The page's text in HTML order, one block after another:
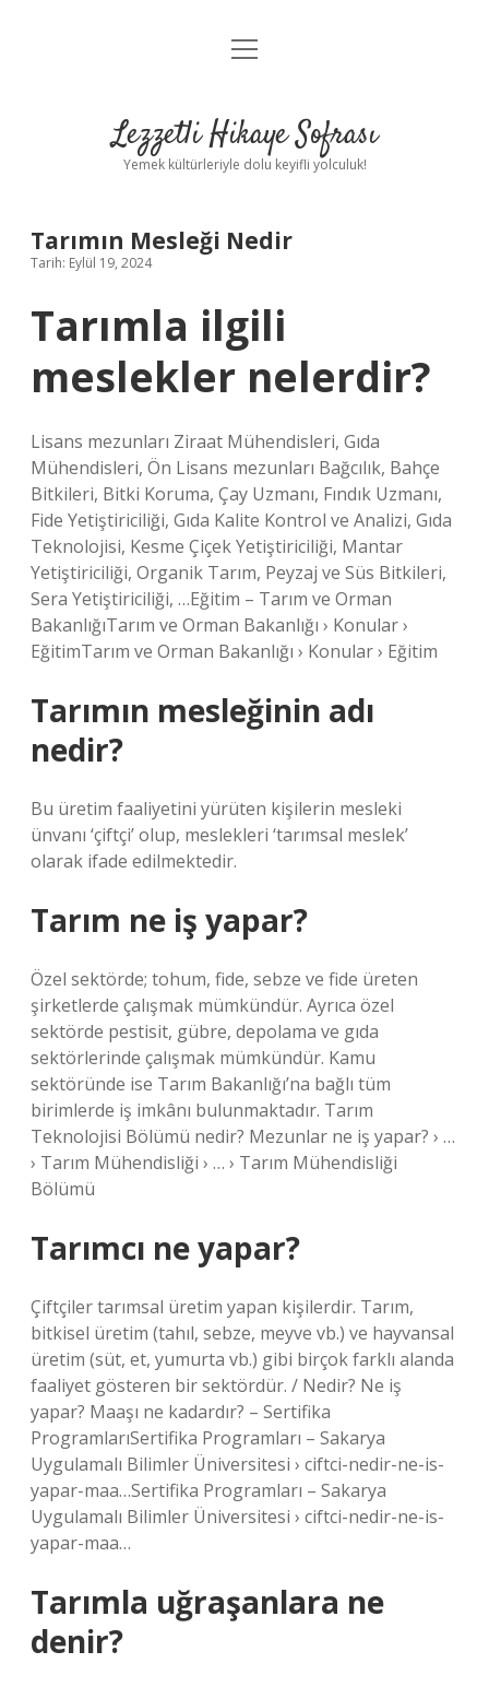
Anasayfa
Yasal Uyarı
menüyü
Lezzetli Hikaye Sofrası
Yemek kültürleriyle dolu keyifli yolculuk!
Tarımın Mesleği Nedir
Tarih: Eylül 19, 2024
Tarımla ilgili
meslekler nelerdir?
Lisans mezunları Ziraat Mühendisleri, Gıda
Mühendisleri, Ön Lisans mezunları Bağcılık, Bahçe
Bitkileri, Bitki Koruma, Çay Uzmanı, Fındık Uzmanı,
Fide Yetiştiriciliği, Gıda Kalite Kontrol ve Analizi, Gıda
Teknolojisi, Kesme Çiçek Yetiştiriciliği, Mantar
Yetiştiriciliği, Organik Tarım, Peyzaj ve Süs Bitkileri,
Sera Yetiştiriciliği, …Eğitim – Tarım ve Orman
BakanlığıTarım ve Orman Bakanlığı › Konular ›
EğitimTarım ve Orman Bakanlığı › Konular › Eğitim
Tarımın mesleğinin adı
nedir?
Bu üretim faaliyetini yürüten kişilerin mesleki
ünvanı ‘çiftçi’ olup, meslekleri ‘tarımsal meslek’
olarak ifade edilmektedir.
Tarım ne iş yapar?
Özel sektörde; tohum, fide, sebze ve fide üreten
şirketlerde çalışmak mümkündür. Ayrıca özel
sektörde pestisit, gübre, depolama ve gıda
sektörlerinde çalışmak mümkündür. Kamu
sektöründe ise Tarım Bakanlığı’na bağlı tüm
birimlerde iş imkânı bulunmaktadır. Tarım
Teknolojisi Bölümü nedir? Mezunlar ne iş yapar? › …
› Tarım Mühendisliği › … › Tarım Mühendisliği
Bölümü
Tarımcı ne yapar?
Çiftçiler tarımsal üretim yapan kişilerdir. Tarım,
bitkisel üretim (tahıl, sebze, meyve vb.) ve hayvansal
üretim (süt, et, yumurta vb.) gibi birçok farklı alanda
faaliyet gösteren bir sektördür. / Nedir? Ne iş
yapar? Maaşı ne kadardır? – Sertifika
ProgramlarıSertifika Programları – Sakarya
Uygulamalı Bilimler Üniversitesi › ciftci-nedir-ne-is-
yapar-maa…Sertifika Programları – Sakarya
Uygulamalı Bilimler Üniversitesi › ciftci-nedir-ne-is-
yapar-maa…
Tarımla uğraşanlara ne
denir?